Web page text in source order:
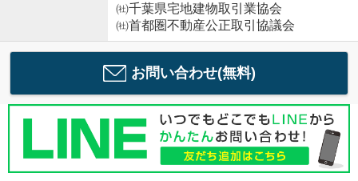
㈳千葉県宅地建物取引業協会
㈳首都圏不動産公正取引協議会
お問い合わせ(無料)